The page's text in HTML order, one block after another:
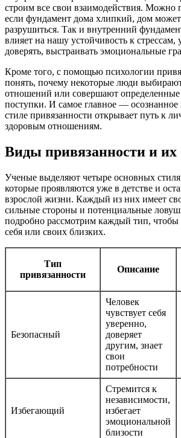
строим все свои взаимодействия. Можно
если фундамент дома хлипкий, дом
разрушиться. Так и внутренний
влияет на нашу устойчивость к
доверять, выстраивать эмоциональные
Кроме того, с помощью психологии
понять, почему некоторые люди
отношений или совершают
поступки. И самое главное — осознанное
стиле привязанности открывает путь к
здоровым отношениям.
Виды привязанности и их
Ученые выделяют четыре основных стиля
которые проявляются уже в детстве и
взрослой жизни. Каждый из них имеет
сильные стороны и потенциальные
подробно рассмотрим каждый тип, чтобы
себя или своих близких.
Тип
привязанности
Описание
Безопасный
Человек
чувствует себя
уверенно,
доверяет
другим, знает
свои
потребности
Избегающий
Стремится к
независимости,
избегает
эмоциональной
близости